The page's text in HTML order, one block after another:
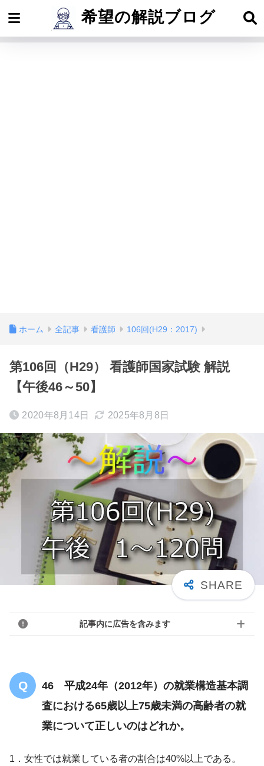
希望の解説ブログ
ホーム 全記事 看護師 106回(H29：2017)
第106回（H29） 看護師国家試験 解説
【午後46～50】
2020年8月14日 2025年8月8日
記事内に広告を含みます
46 平成24年（2012年）の就業構造基本調
査における65歳以上75歳未満の高齢者の就
業について正しいのはどれか。
1．女性では就業している者の割合は40%以上である。